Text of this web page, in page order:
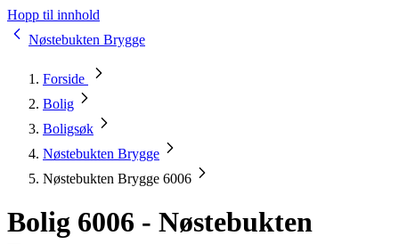
Hopp til innhold
Nøstebukten Brygge
Forside
Bolig
Boligsøk
Nøstebukten Brygge
Nøstebukten Brygge 6006
Bolig 6006 - Nøstebukten